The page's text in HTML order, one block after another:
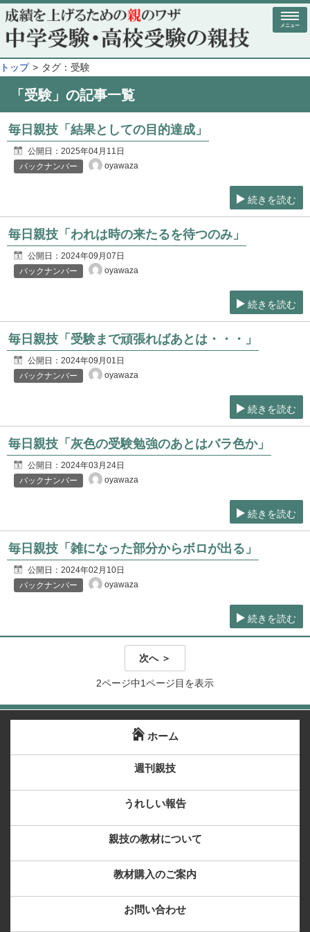
メニュー
トップ タグ：受験
「受験」の記事一覧
毎日親技「結果としての目的達成」
公開日： 2025年04月11日
バックナンバー
oyawaza
続きを読む
毎日親技「われは時の来たるを待つのみ」
公開日： 2024年09月07日
バックナンバー
oyawaza
続きを読む
毎日親技「受験まで頑張ればあとは・・・」
公開日： 2024年09月01日
バックナンバー
oyawaza
続きを読む
毎日親技「灰色の受験勉強のあとはバラ色か」
公開日： 2024年03月24日
バックナンバー
oyawaza
続きを読む
毎日親技「雑になった部分からボロが出る」
公開日： 2024年02月10日
バックナンバー
oyawaza
続きを読む
次へ ＞
2ページ中1ページ目を表示
ホーム
週刊親技
うれしい報告
親技の教材について
教材購入のご案内
お問い合わせ